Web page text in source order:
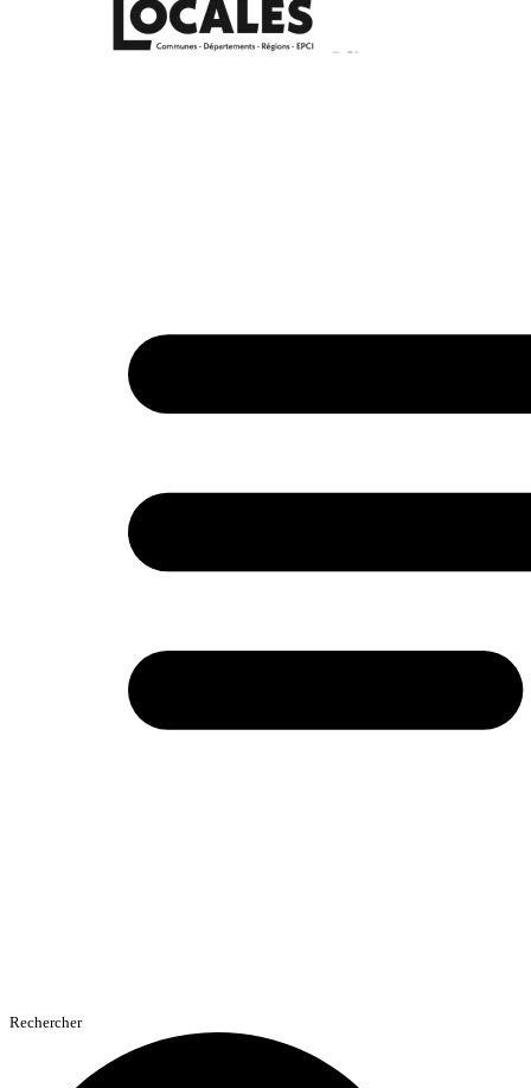
Rechercher